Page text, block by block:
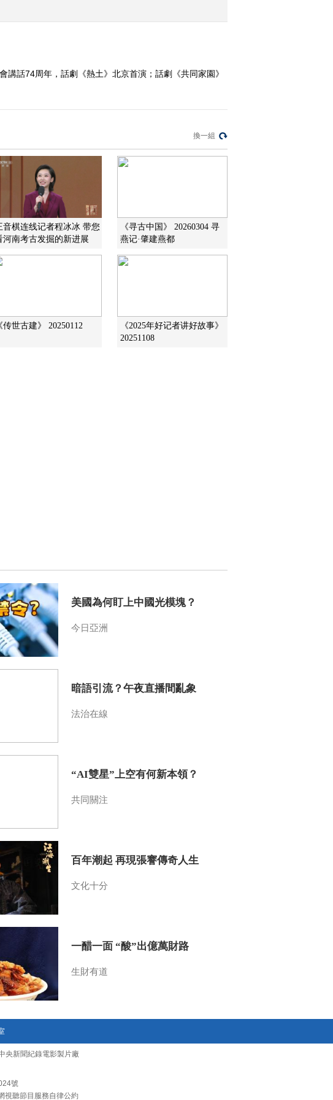
2016-05-16 12:36:10
2016-05-13 13:14:11
《文化十分》 20160512
《文化十分》 20160511
2016-05-05 14:29:11
2016-04-29 14:09:11
《文化十分》 20160427
2016-04-25 12:38:11
話74周年，話劇《熱土》北京首演；話劇《共同家園》
換一組
音棋连线记者程冰冰 带您
河南考古发掘的新进展
《寻古中国》 20260304 寻
燕记·肇建燕都
传世古建》 20250112
《2025年好记者讲好故事》
20251108
美國為何盯上中國光模塊？
今日亞洲
暗語引流？午夜直播間亂象
法治在線
“AI雙星”上空有何新本領？
共同關注
百年潮起 再現張謇傳奇人生
文化十分
一醋一面 “酸”出億萬財路
生財有道
央新聞紀錄電影製片廠
號
視聽節目服務自律公約